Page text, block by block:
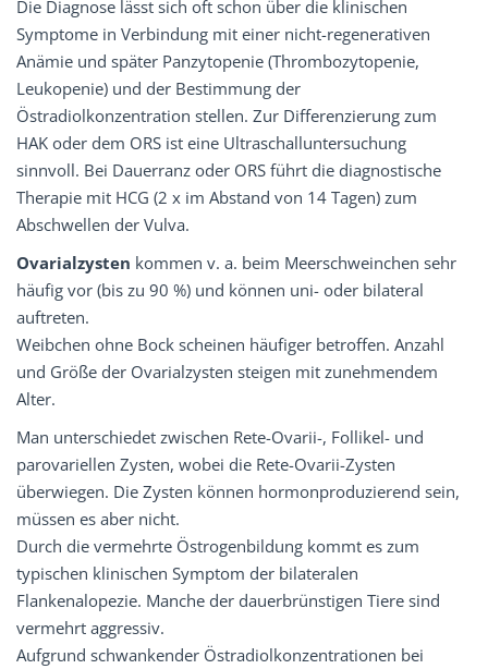
Die Diagnose lässt sich oft schon über die klinischen
Symptome in Verbindung mit einer nicht-regenerativen
Anämie und später Panzytopenie (Thrombozytopenie,
Leukopenie) und der Bestimmung der
Östradiolkonzentration stellen. Zur Differenzierung zum
HAK oder dem ORS ist eine Ultraschalluntersuchung
sinnvoll. Bei Dauerranz oder ORS führt die diagnostische
Therapie mit HCG (2 x im Abstand von 14 Tagen) zum
Abschwellen der Vulva.
Ovarialzysten kommen v. a. beim Meerschweinchen sehr
häufig vor (bis zu 90 %) und können uni- oder bilateral
auftreten.
Weibchen ohne Bock scheinen häufiger betroffen. Anzahl
und Größe der Ovarialzysten steigen mit zunehmendem
Alter.
Man unterschiedet zwischen Rete-Ovarii-, Follikel- und
parovariellen Zysten, wobei die Rete-Ovarii-Zysten
überwiegen. Die Zysten können hormonproduzierend sein,
müssen es aber nicht.
Durch die vermehrte Östrogenbildung kommt es zum
typischen klinischen Symptom der bilateralen
Flankenalopezie. Manche der dauerbrünstigen Tiere sind
vermehrt aggressiv.
Aufgrund schwankender Östradiolkonzentrationen bei